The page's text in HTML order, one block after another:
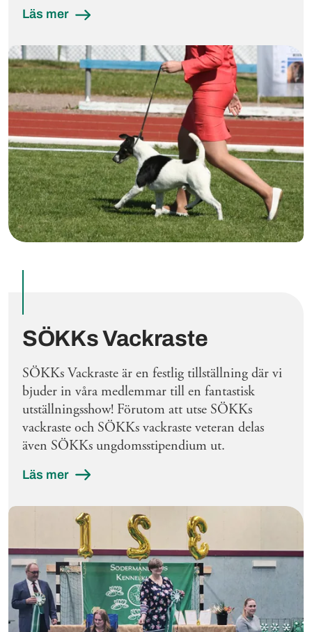
Läs mer
SÖKKs Vackraste
SÖKKs Vackraste är en festlig tillställning där vi
bjuder in våra medlemmar till en fantastisk
utställningsshow! Förutom att utse SÖKKs
vackraste och SÖKKs vackraste veteran delas
även SÖKKs ungdomsstipendium ut.
Läs mer